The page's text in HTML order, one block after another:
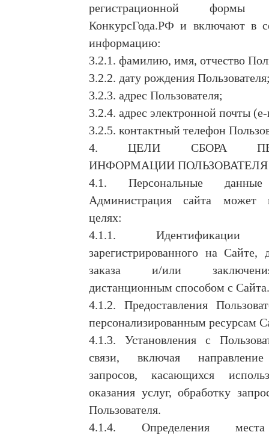
регистрационной
КонкурсГода.РФ и включают в
информацию:
3.2.1. фамилию, имя, отчество
3.2.2. дату рождения
3.2.3. адрес Пользователя;
3.2.4. адрес электронной почты
3.2.5. контактный телефон
4. ЦЕЛИ СБОРА
ИНФОРМАЦИИ ПОЛЬЗОВАТЕЛЯ
4.1. Персональные данные
Администрация сайта может
целях:
4.1.1. Идентификации
зарегистрированного на Сайте,
заказа и/или
дистанционным способом с Сайта.
4.1.2. Предоставления
персонализированным ресурсам
4.1.3. Установления с
связи, включая
запросов, касающихся
оказания услуг, обработку
Пользователя.
4.1.4. Определения